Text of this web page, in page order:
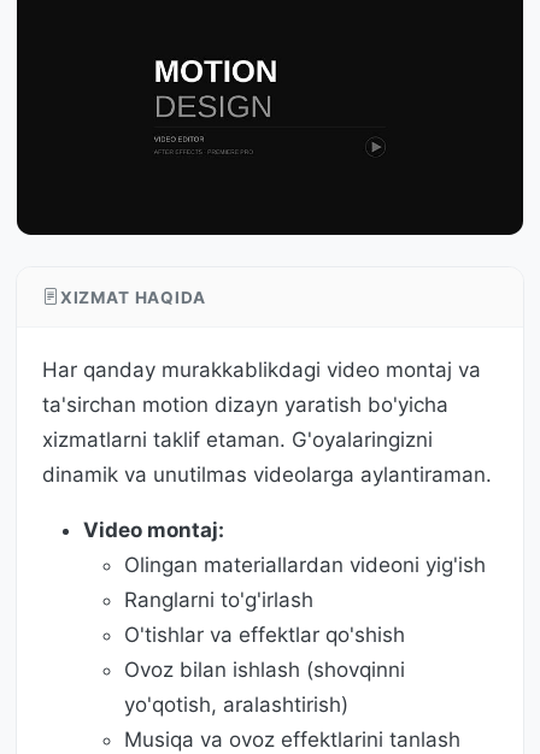
XIZMAT HAQIDA
Har qanday murakkablikdagi video montaj va
ta'sirchan motion dizayn yaratish bo'yicha
xizmatlarni taklif etaman. G'oyalaringizni
dinamik va unutilmas videolarga aylantiraman.
Video montaj:
Olingan materiallardan videoni yig'ish
Ranglarni to'g'irlash
O'tishlar va effektlar qo'shish
Ovoz bilan ishlash (shovqinni
yo'qotish, aralashtirish)
Musiqa va ovoz effektlarini tanlash